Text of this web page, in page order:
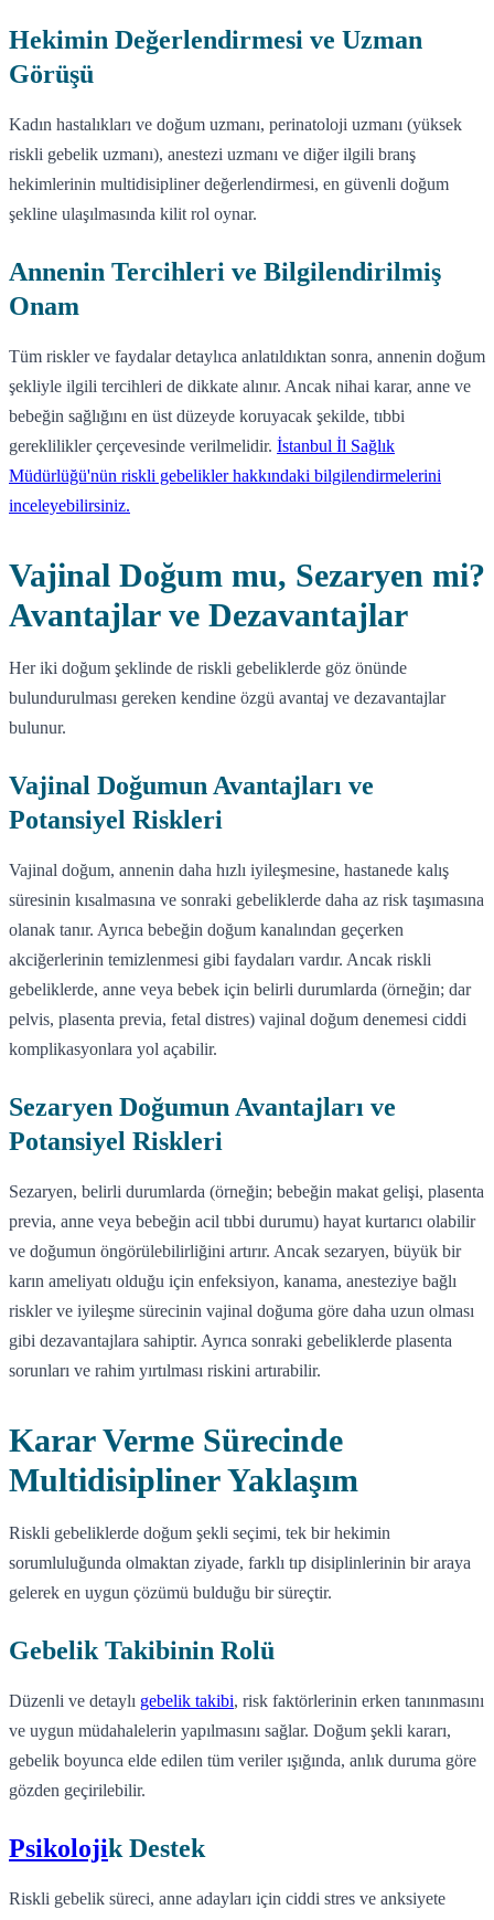
Hekimin Değerlendirmesi ve Uzman
Görüşü
Kadın hastalıkları ve doğum uzmanı, perinatoloji uzmanı (yüksek
riskli gebelik uzmanı), anestezi uzmanı ve diğer ilgili branş
hekimlerinin multidisipliner değerlendirmesi, en güvenli doğum
şekline ulaşılmasında kilit rol oynar.
Annenin Tercihleri ve Bilgilendirilmiş
Onam
Tüm riskler ve faydalar detaylıca anlatıldıktan sonra, annenin doğum
şekliyle ilgili tercihleri de dikkate alınır. Ancak nihai karar, anne ve
bebeğin sağlığını en üst düzeyde koruyacak şekilde, tıbbi
gereklilikler çerçevesinde verilmelidir. İstanbul İl Sağlık
Müdürlüğü'nün riskli gebelikler hakkındaki bilgilendirmelerini
inceleyebilirsiniz.
Vajinal Doğum mu, Sezaryen mi?
Avantajlar ve Dezavantajlar
Her iki doğum şeklinde de riskli gebeliklerde göz önünde
bulundurulması gereken kendine özgü avantaj ve dezavantajlar
bulunur.
Vajinal Doğumun Avantajları ve
Potansiyel Riskleri
Vajinal doğum, annenin daha hızlı iyileşmesine, hastanede kalış
süresinin kısalmasına ve sonraki gebeliklerde daha az risk taşımasına
olanak tanır. Ayrıca bebeğin doğum kanalından geçerken
akciğerlerinin temizlenmesi gibi faydaları vardır. Ancak riskli
gebeliklerde, anne veya bebek için belirli durumlarda (örneğin; dar
pelvis, plasenta previa, fetal distres) vajinal doğum denemesi ciddi
komplikasyonlara yol açabilir.
Sezaryen Doğumun Avantajları ve
Potansiyel Riskleri
Sezaryen, belirli durumlarda (örneğin; bebeğin makat gelişi, plasenta
previa, anne veya bebeğin acil tıbbi durumu) hayat kurtarıcı olabilir
ve doğumun öngörülebilirliğini artırır. Ancak sezaryen, büyük bir
karın ameliyatı olduğu için enfeksiyon, kanama, anesteziye bağlı
riskler ve iyileşme sürecinin vajinal doğuma göre daha uzun olması
gibi dezavantajlara sahiptir. Ayrıca sonraki gebeliklerde plasenta
sorunları ve rahim yırtılması riskini artırabilir.
Karar Verme Sürecinde
Multidisipliner Yaklaşım
Riskli gebeliklerde doğum şekli seçimi, tek bir hekimin
sorumluluğunda olmaktan ziyade, farklı tıp disiplinlerinin bir araya
gelerek en uygun çözümü bulduğu bir süreçtir.
Gebelik Takibinin Rolü
Düzenli ve detaylı gebelik takibi, risk faktörlerinin erken tanınmasını
ve uygun müdahalelerin yapılmasını sağlar. Doğum şekli kararı,
gebelik boyunca elde edilen tüm veriler ışığında, anlık duruma göre
gözden geçirilebilir.
Psikolojik Destek
Riskli gebelik süreci, anne adayları için ciddi stres ve anksiyete